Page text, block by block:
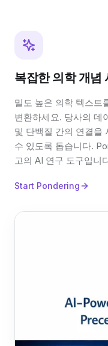
복잡한 의학 개념
밀도 높은 의학 텍스트
변환하세요. 당사의 데
및 단백질 간의 연결을
수 있도록 돕습니다.
고의 AI 연구 도구입니
Start Pondering